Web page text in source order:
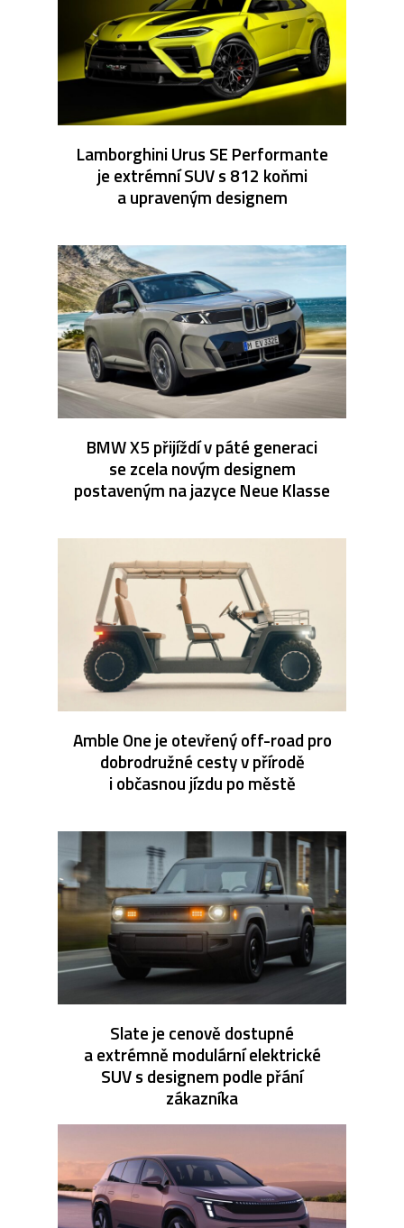
Lamborghini Urus SE Performante
je extrémní SUV s 812 koňmi
a upraveným designem
BMW X5 přijíždí v páté generaci
se zcela novým designem
postaveným na jazyce Neue Klasse
Amble One je otevřený off-road pro
dobrodružné cesty v přírodě
i občasnou jízdu po městě
Slate je cenově dostupné
a extrémně modulární elektrické
SUV s designem podle přání
zákazníka